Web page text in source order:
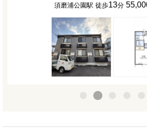
須磨浦公園駅 徒歩13分